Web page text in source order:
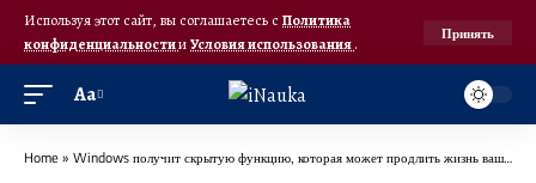
Используя этот сайт, вы соглашаетесь с Политика
конфиденциальностииУсловия использования.
Принять
Аа
Home » Windows получит скрытую функцию, которая может продлить жизнь вашему ноутбуку